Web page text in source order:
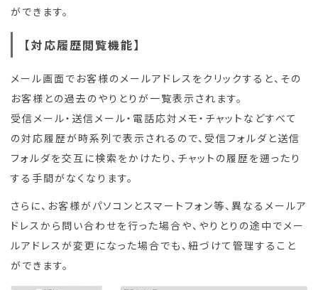
ができます。
【対応履歴閲覧機能】
メール画面でお客様のメールアドレスをクリックすると、その
お客様との過去のやりとりが一覧表示されます。
受信メール・送信メール・電話応対メモ・チャットなどすべて
の対応履歴が時系列で表示されるので、受信フォルダと送信
フォルダを交互に検索をかけたり、チャットの履歴を遡ったり
する手間がなくなります。
さらに、お客様がパソコンとスマートフォン等、異なるメールア
ドレスから問い合わせを行った場合や、やりとりの途中でメー
ルアドレスが変更になった場合でも、紐づけて管理すること
ができます。